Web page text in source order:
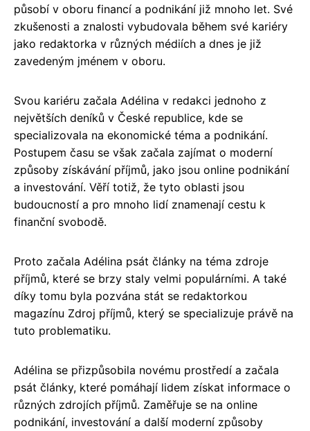
působí v oboru financí a podnikání již mnoho let. Své
zkušenosti a znalosti vybudovala během své kariéry
jako redaktorka v různých médiích a dnes je již
zavedeným jménem v oboru.
Svou kariéru začala Adélina v redakci jednoho z
největších deníků v České republice, kde se
specializovala na ekonomické téma a podnikání.
Postupem času se však začala zajímat o moderní
způsoby získávání příjmů, jako jsou online podnikání
a investování. Věří totiž, že tyto oblasti jsou
budoucností a pro mnoho lidí znamenají cestu k
finanční svobodě.
Proto začala Adélina psát články na téma zdroje
příjmů, které se brzy staly velmi populárními. A také
díky tomu byla pozvána stát se redaktorkou
magazínu Zdroj příjmů, který se specializuje právě na
tuto problematiku.
Adélina se přizpůsobila novému prostředí a začala
psát články, které pomáhají lidem získat informace o
různých zdrojích příjmů. Zaměřuje se na online
podnikání, investování a další moderní způsoby